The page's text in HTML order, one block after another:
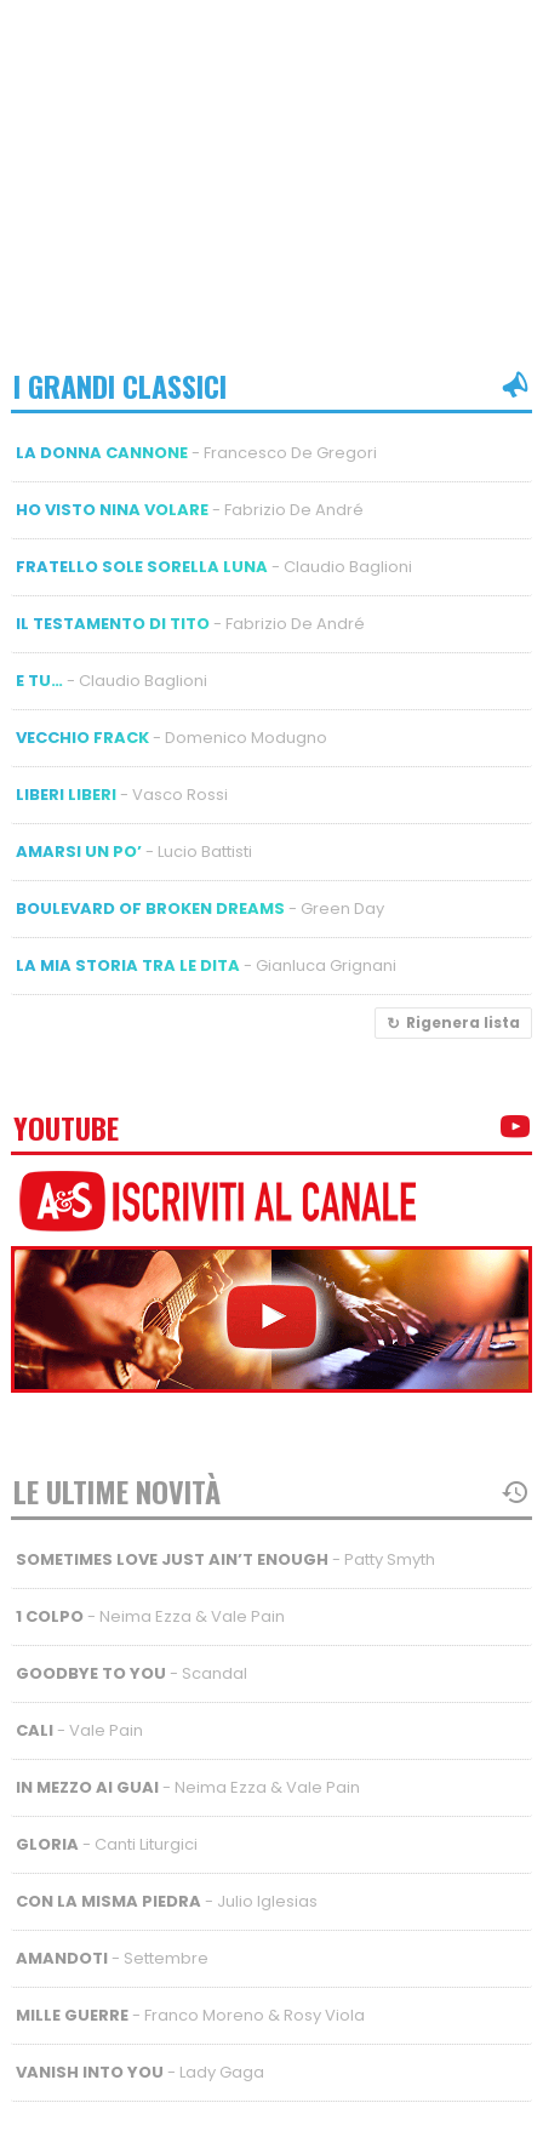
I GRANDI CLASSICI
LA DONNA CANNONE- Francesco De Gregori
HO VISTO NINA VOLARE- Fabrizio De André
FRATELLO SOLE SORELLA LUNA- Claudio Baglioni
IL TESTAMENTO DI TITO- Fabrizio De André
E TU…- Claudio Baglioni
VECCHIO FRACK- Domenico Modugno
LIBERI LIBERI- Vasco Rossi
AMARSI UN PO’- Lucio Battisti
BOULEVARD OF BROKEN DREAMS - Green Day
LA MIA STORIA TRA LE DITA- Gianluca Grignani
Rigenera lista
YOUTUBE
LE ULTIME NOVITÀ
SOMETIMES LOVE JUST AIN’T ENOUGH - Patty Smyth
1 COLPO- Neima Ezza & Vale Pain
GOODBYE TO YOU - Scandal
CALI- Vale Pain
IN MEZZO AI GUAI- Neima Ezza & Vale Pain
GLORIA - Canti Liturgici
CON LA MISMA PIEDRA - Julio Iglesias
AMANDOTI- Settembre
MILLE GUERRE- Franco Moreno & Rosy Viola
VANISH INTO YOU - Lady Gaga